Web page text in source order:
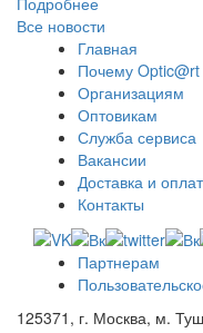
Все новости
Главная
Почему Optic@rt
Организациям
Оптовикам
Служба сервиса
Вакансии
Доставка и
Контакты
Партнерам
125371, г. Москва, м.